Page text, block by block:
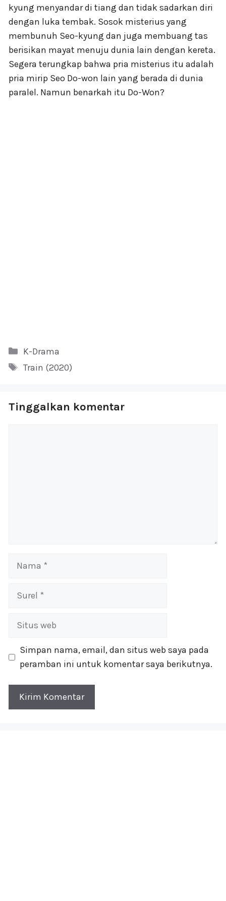
kyung menyandar di tiang dan tidak sadarkan diri
dengan luka tembak. Sosok misterius yang
membunuh Seo-kyung dan juga membuang tas
berisikan mayat menuju dunia lain dengan kereta.
Segera terungkap bahwa pria misterius itu adalah
pria mirip Seo Do-won lain yang berada di dunia
paralel. Namun benarkah itu Do-Won?
Kategori
K-Drama
Tag
Train (2020)
Tinggalkan komentar
Nama
Surel
Situs
Simpan nama, email, dan situs web saya pada
peramban ini untuk komentar saya berikutnya.